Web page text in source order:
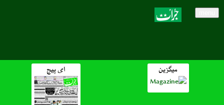
میگزین ای پیج